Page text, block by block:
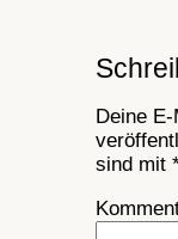
Deine
sind mit